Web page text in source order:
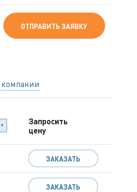
ОТПРАВИТЬ ЗАЯВКУ
Запросить
цену
ЗАКАЗАТЬ
ЗАКАЗАТЬ